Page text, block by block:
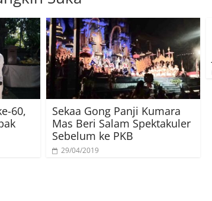
60,
Sekaa Gong Panji Kumara
Mas Beri Salam Spektakuler
Sebelum ke PKB
29/04/2019